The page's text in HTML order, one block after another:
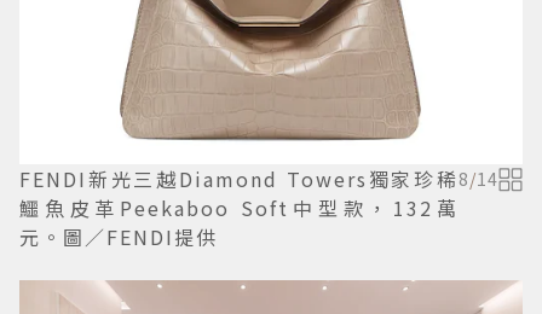
FENDI新光三越Diamond Towers獨家珍稀
鱷魚皮革Peekaboo Soft中型款，132萬
元。圖／FENDI提供
8/14